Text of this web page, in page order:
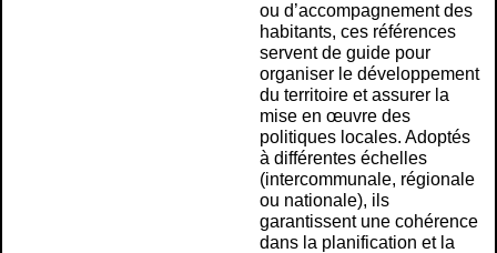
ou d’accompagnement des
habitants, ces références
servent de guide pour
organiser le développement
du territoire et assurer la
mise en œuvre des
politiques locales. Adoptés
à différentes échelles
(intercommunale, régionale
ou nationale), ils
garantissent une cohérence
dans la planification et la